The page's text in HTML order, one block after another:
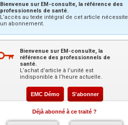
Bienvenue sur EM-consulte, la référence des
professionnels de santé.
L’accès au texte intégral de cet article nécessite
un abonnement.
Bienvenue sur EM-consulte, la
référence des professionnels de
santé.
L’achat d’article à l’unité est
indisponible à l’heure actuelle.
EMC Démo S'abonner
Déjà abonné à ce traité ?